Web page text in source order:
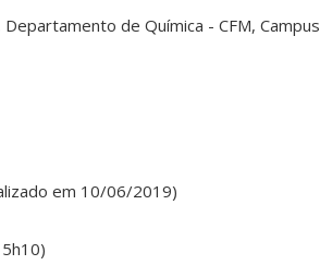
de Química - CFM, Campus
em 10/06/2019)